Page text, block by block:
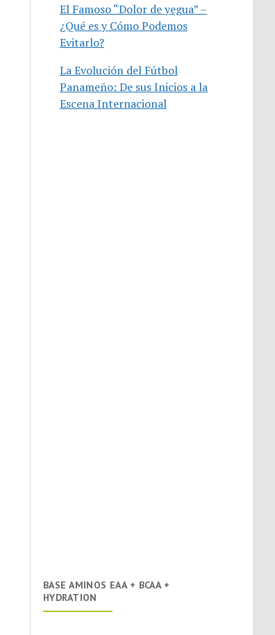
El Famoso “Dolor de yegua” –
¿Qué es y Cómo Podemos
Evitarlo?
La Evolución del Fútbol
Panameño: De sus Inicios a la
Escena Internacional
BASE AMINOS EAA + BCAA +
HYDRATION